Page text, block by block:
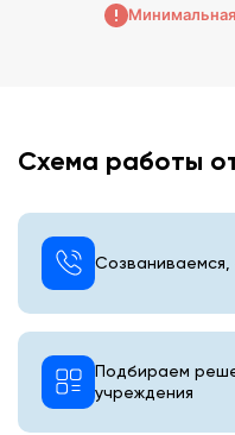
Схема работы
Подбираем
учреждения